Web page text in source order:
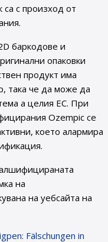
са с произход от
баркодове и
опаковки
продукт има
така че да може да
а целия ЕС. При
Ozempic се
което алармира
на
на уебсайта на
Fälschungen in